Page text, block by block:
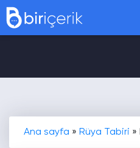
Ana sayfa » Rüya Tabiri »